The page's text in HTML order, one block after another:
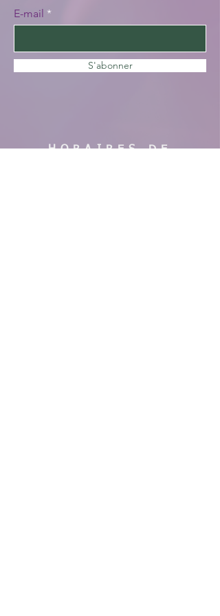
E-mail
S'abonner
HORAIRES DE